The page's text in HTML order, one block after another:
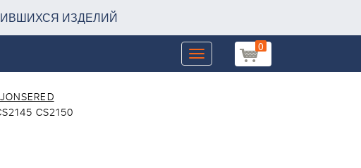
ИЗДЕЛИЙ
0
Toggle
navigation
CS2150